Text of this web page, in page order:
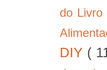
do Livro
DIY (